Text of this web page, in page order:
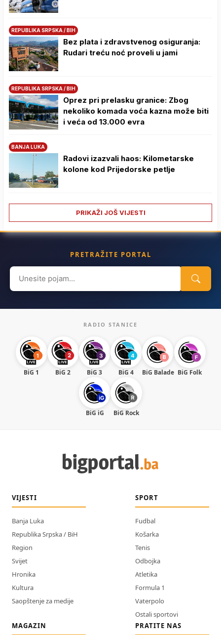
REPUBLIKA SRPSKA / BIH
Bez plata i zdravstvenog osiguranja:
Rudari treću noć proveli u jami
REPUBLIKA SRPSKA / BIH
Oprez pri prelasku granice: Zbog
nekoliko komada voća kazna može biti
i veća od 13.000 evra
BANJA LUKA
Radovi izazvali haos: Kilometarske
kolone kod Prijedorske petlje
PRIKAŽI JOŠ VIJESTI
PRETRAŽITE PORTAL
Search
for:
RADIO STANICE
BiG 1 BiG 2 BiG 3 BiG 4 BiG Balade BiG Folk
BiG iG BiG Rock
VIJESTI
Banja Luka
Republika Srpska / BiH
Region
Svijet
Hronika
Kultura
Saopštenje za medije
SPORT
Fudbal
Košarka
Tenis
Odbojka
Atletika
Formula 1
Vaterpolo
Ostali sportovi
MAGAZIN
PRATITE NAS